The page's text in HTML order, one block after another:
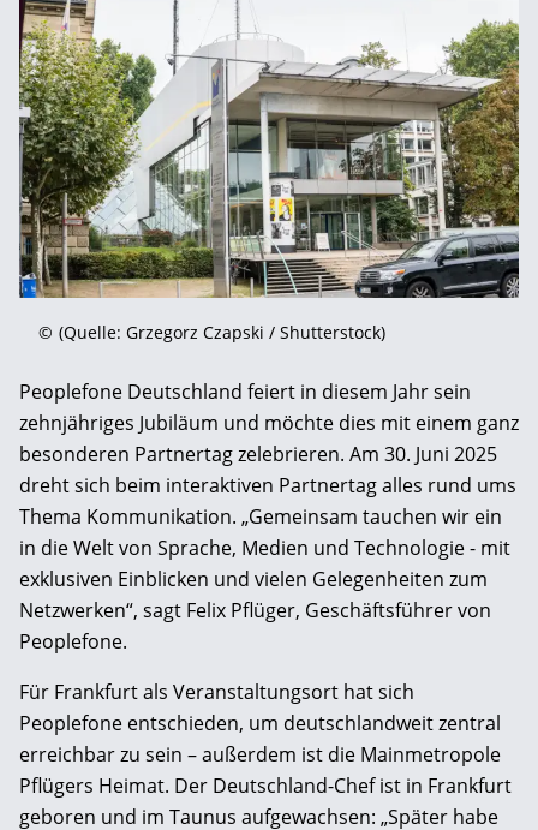
© (Quelle: Grzegorz Czapski / Shutterstock)
Peoplefone Deutschland feiert in diesem Jahr sein
zehnjähriges Jubiläum und möchte dies mit einem ganz
besonderen Partnertag zelebrieren. Am 30. Juni 2025
dreht sich beim interaktiven Partnertag alles rund ums
Thema Kommunikation. „Gemeinsam tauchen wir ein
in die Welt von Sprache, Medien und Technologie - mit
exklusiven Einblicken und vielen Gelegenheiten zum
Netzwerken“, sagt Felix Pflüger, Geschäftsführer von
Peoplefone.
Für Frankfurt als Veranstaltungsort hat sich
Peoplefone entschieden, um deutschlandweit zentral
erreichbar zu sein – außerdem ist die Mainmetropole
Pflügers Heimat. Der Deutschland-Chef ist in Frankfurt
geboren und im Taunus aufgewachsen: „Später habe